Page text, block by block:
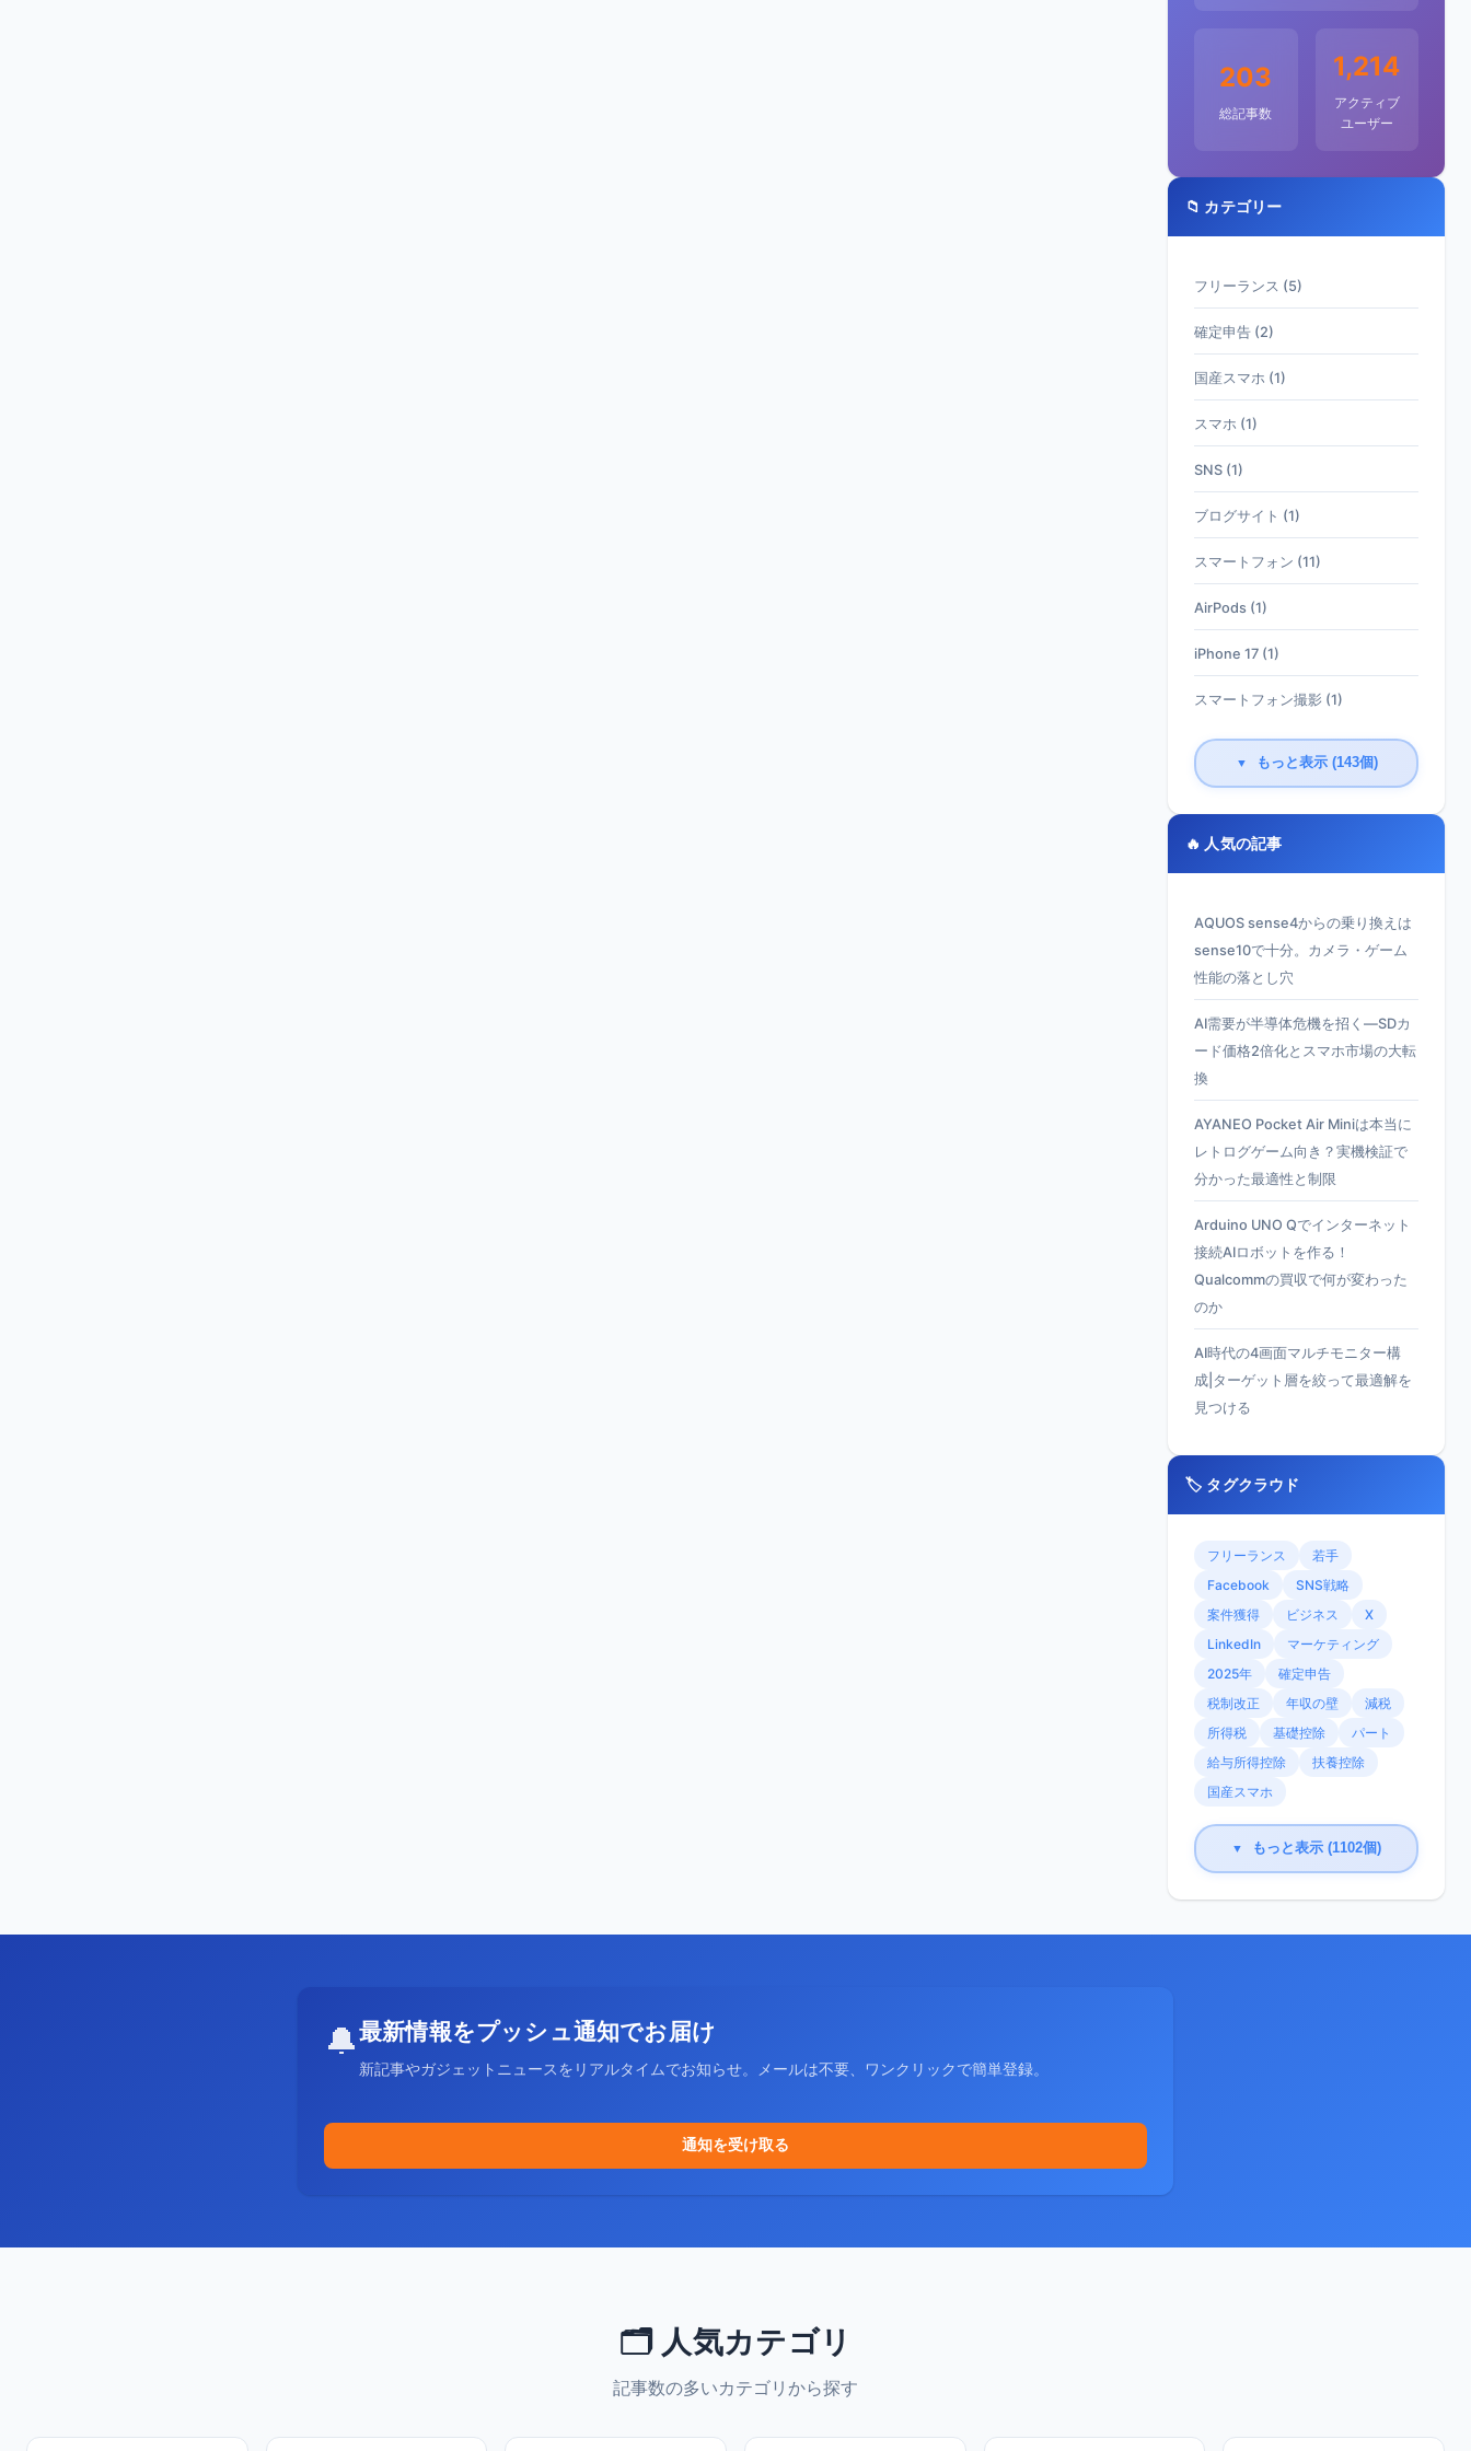
203
総記事数
1,214
アクティブ
ユーザー
📁 カテゴリー
フリーランス (5)
確定申告 (2)
国産スマホ (1)
スマホ (1)
SNS (1)
ブログサイト (1)
スマートフォン (11)
AirPods (1)
iPhone 17 (1)
スマートフォン撮影 (1)
▼ もっと表示 (143個)
🔥 人気の記事
AQUOS sense4からの乗り換えは
sense10で十分。カメラ・ゲーム
性能の落とし穴
AI需要が半導体危機を招く—SDカ
ード価格2倍化とスマホ市場の大転
換
AYANEO Pocket Air Miniは本当に
レトログゲーム向き？実機検証で
分かった最適性と制限
Arduino UNO Qでインターネット
接続AIロボットを作る！
Qualcommの買収で何が変わった
のか
AI時代の4画面マルチモニター構
成|ターゲット層を絞って最適解を
見つける
🏷️ タグクラウド
フリーランス
若手
Facebook
SNS戦略
案件獲得
ビジネス
X
LinkedIn
マーケティング
2025年
確定申告
税制改正
年収の壁
減税
所得税
基礎控除
パート
給与所得控除
扶養控除
国産スマホ
▼ もっと表示 (1102個)
🔔最新情報をプッシュ通知でお届け
新記事やガジェットニュースをリアルタイムでお知らせ。メールは不要、ワンクリックで簡単登録。
通知を受け取る
🗂️ 人気カテゴリ
記事数の多いカテゴリから探す